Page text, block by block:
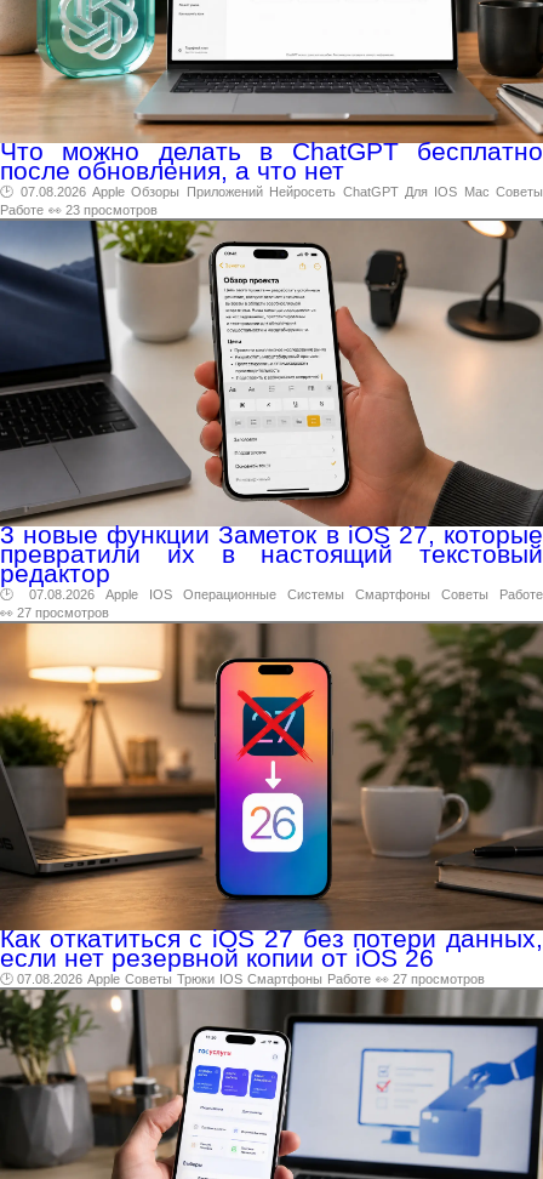
Что можно делать в ChatGPT бесплатно
после обновления, а что нет
🕑 07.08.2026 Apple Обзоры Приложений Нейросеть ChatGPT Для IOS Mac Советы
Работе 👀 23 просмотров
3 новые функции Заметок в iOS 27, которые
превратили их в настоящий текстовый
редактор
🕑 07.08.2026 Apple IOS Операционные Системы Смартфоны Советы
Работе
👀 27 просмотров
Как откатиться с iOS 27 без потери данных,
если нет резервной копии от iOS 26
🕑 07.08.2026 Apple Советы Трюки IOS Смартфоны Работе 👀 27 просмотров